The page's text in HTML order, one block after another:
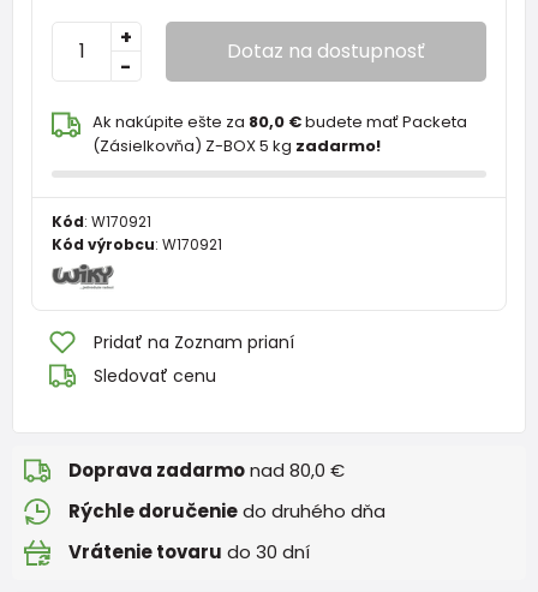
-
+ Dotaz na dostupnosť
Ak nakúpite ešte za 80,0 €budete mať Packeta
(Zásielkovňa) Z-BOX 5 kg zadarmo!
Kód: W170921
Kód výrobcu: W170921
Pridať na Zoznam prianí
Sledovať cenu
Doprava zadarmonad 80,0 €
Rýchle doručeniedo druhého dňa
Vrátenie tovaru do 30 dní